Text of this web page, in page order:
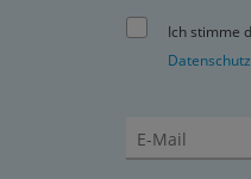
Ich stimme